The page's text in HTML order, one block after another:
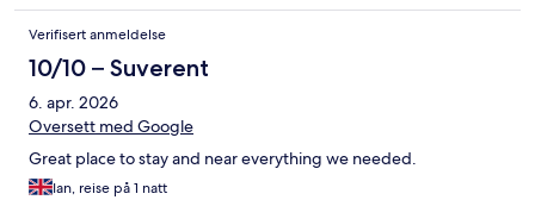
Verifisert anmeldelse
10/10 – Suverent
6. apr. 2026
Oversett med Google
Great place to stay and near everything we needed.
Ian, reise på 1 natt